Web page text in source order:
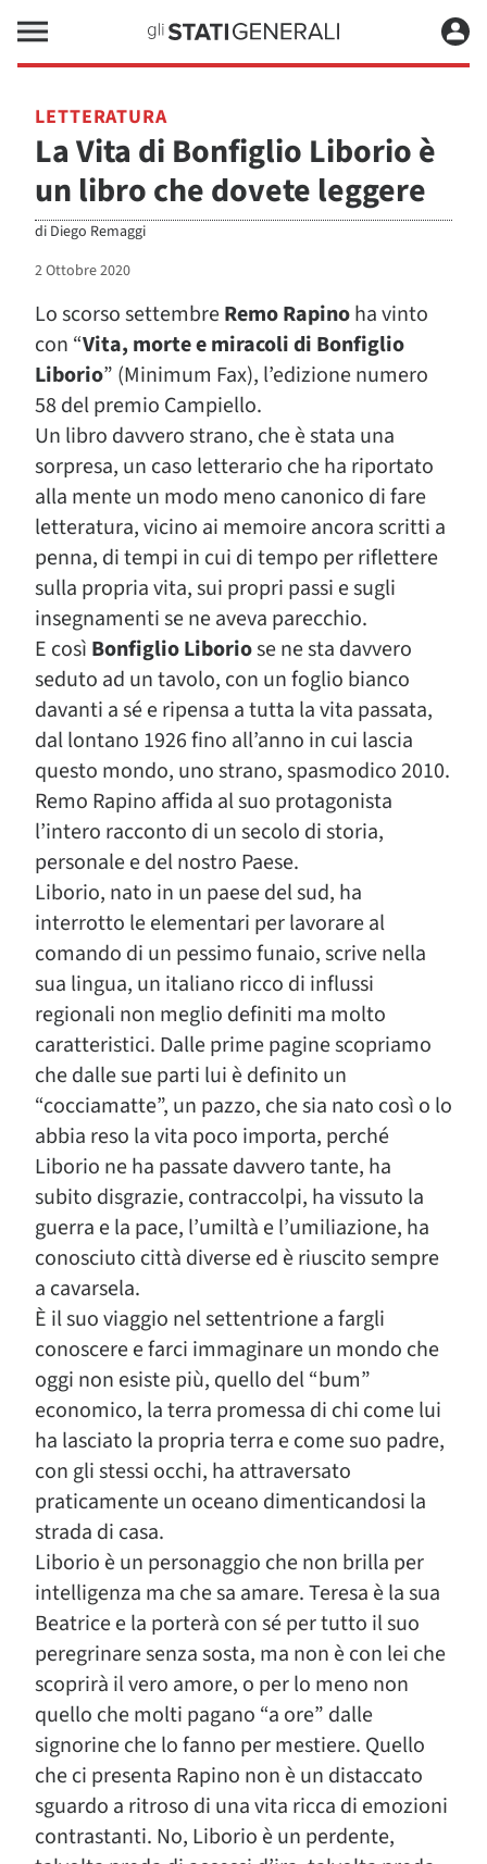
LETTERATURA
La Vita di Bonfiglio Liborio è
un libro che dovete leggere
di Diego Remaggi
2 Ottobre 2020
Lo scorso settembreRemo Rapinoha vinto
con “Vita, morte e miracoli di Bonfiglio
Liborio” (Minimum Fax), l’edizione numero
58 del premio Campiello.
Un libro davvero strano, che è stata una
sorpresa, un caso letterario che ha riportato
alla mente un modo meno canonico di fare
letteratura, vicino ai memoire ancora scritti a
penna, di tempi in cui di tempo per riflettere
sulla propria vita, sui propri passi e sugli
insegnamenti se ne aveva parecchio.
E così Bonfiglio Liboriose ne sta davvero
seduto ad un tavolo, con un foglio bianco
davanti a sé e ripensa a tutta la vita passata,
dal lontano 1926 fino all’anno in cui lascia
questo mondo, uno strano, spasmodico 2010.
Remo Rapino affida al suo protagonista
l’intero racconto di un secolo di storia,
personale e del nostro Paese.
Liborio, nato in un paese del sud, ha
interrotto le elementari per lavorare al
comando di un pessimo funaio, scrive nella
sua lingua, un italiano ricco di influssi
regionali non meglio definiti ma molto
caratteristici. Dalle prime pagine scopriamo
che dalle sue parti lui è definito un
“cocciamatte”, un pazzo, che sia nato così o lo
abbia reso la vita poco importa, perché
Liborio ne ha passate davvero tante, ha
subito disgrazie, contraccolpi, ha vissuto la
guerra e la pace, l’umiltà e l’umiliazione, ha
conosciuto città diverse ed è riuscito sempre
a cavarsela.
È il suo viaggio nel settentrione a fargli
conoscere e farci immaginare un mondo che
oggi non esiste più, quello del “bum”
economico, la terra promessa di chi come lui
ha lasciato la propria terra e come suo padre,
con gli stessi occhi, ha attraversato
praticamente un oceano dimenticandosi la
strada di casa.
Liborio è un personaggio che non brilla per
intelligenza ma che sa amare. Teresa è la sua
Beatrice e la porterà con sé per tutto il suo
peregrinare senza sosta, ma non è con lei che
scoprirà il vero amore, o per lo meno non
quello che molti pagano “a ore” dalle
signorine che lo fanno per mestiere. Quello
che ci presenta Rapino non è un distaccato
sguardo a ritroso di una vita ricca di emozioni
contrastanti. No, Liborio è un perdente,